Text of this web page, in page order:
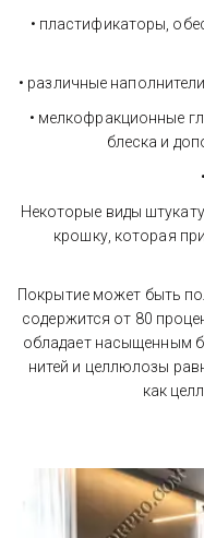
• пластификаторы,
• различные
• мелкофракционные
блеска и
Некоторые виды
крошку, которая
Покрытие может быть
содержится от 80
обладает насыщенным
нитей и целлюлозы
как